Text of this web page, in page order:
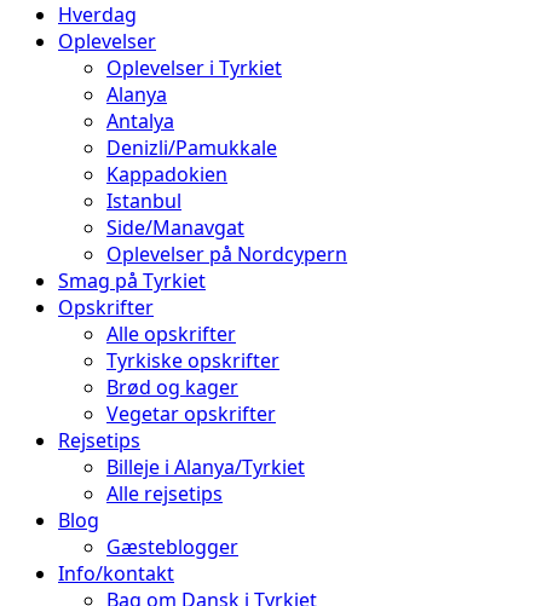
Hverdag
Oplevelser
Oplevelser i Tyrkiet
Alanya
Antalya
Denizli/Pamukkale
Kappadokien
Istanbul
Side/Manavgat
Oplevelser på Nordcypern
Smag på Tyrkiet
Opskrifter
Alle opskrifter
Tyrkiske opskrifter
Brød og kager
Vegetar opskrifter
Rejsetips
Billeje i Alanya/Tyrkiet
Alle rejsetips
Blog
Gæsteblogger
Info/kontakt
Bag om Dansk i Tyrkiet